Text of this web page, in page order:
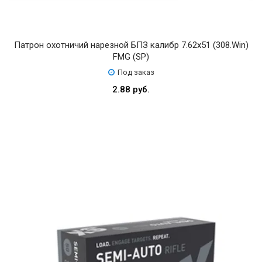
Патрон охотничий нарезной БПЗ калибр 7.62х51 (308.Win)
FMG (SP)
Под заказ
2.88 руб.